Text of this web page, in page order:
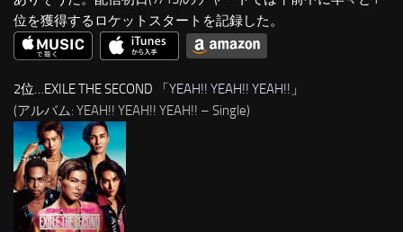
位を獲得するロケットスタートを記録した。
2位…EXILE THE SECOND 「YEAH!! YEAH!! YEAH!! 」
(アルバム: YEAH!! YEAH!! YEAH!! – Single)